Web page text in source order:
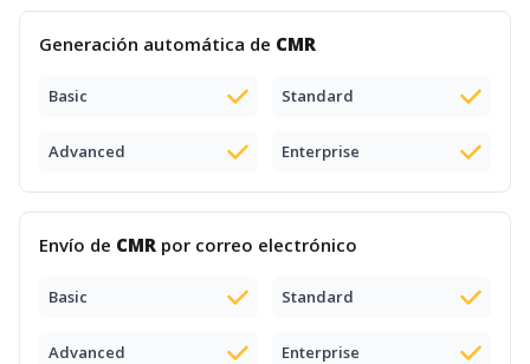
Generación automática de CMR
Basic Standard
Advanced Enterprise
Envío de CMR por correo electrónico
Basic Standard
Advanced Enterprise